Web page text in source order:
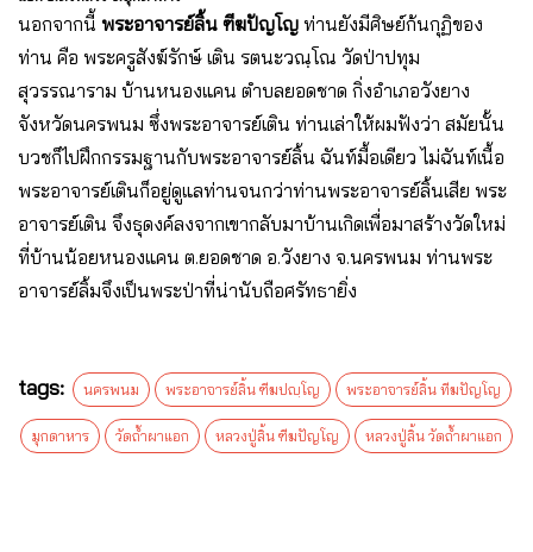
นอกจากนี้ พระอาจารย์ลิ้น ฑีฆปัญโญ ท่านยังมีศิษย์ก้นกุฏิของ
ท่าน คือ พระครูสังฆ์รักษ์ เติน รตนะวณฺโณ วัดป่าปทุม
สุวรรณาราม บ้านหนองแคน ตำบลยอดชาด กิ่งอำเภอวังยาง
จังหวัดนครพนม ซึ่งพระอาจารย์เติน ท่านเล่าให้ผมฟังว่า สมัยนั้น
บวชก็ไปฝึกกรรมฐานกับพระอาจารย์ลิ้น ฉันท์มื้อเดียว ไม่ฉันท์เนื้อ
พระอาจารย์เตินก็อยู่ดูแลท่านจนกว่าท่านพระอาจารย์ลิ้นเสีย พระ
อาจารย์เติน จึงธุดงค์ลงจากเขากลับมาบ้านเกิดเพื่อมาสร้างวัดใหม่
ที่บ้านน้อยหนองแคน ต.ยอดชาด อ.วังยาง จ.นครพนม ท่านพระ
อาจารย์ลิ้มจึงเป็นพระป่าที่น่านับถือศรัทธายิ่ง
tags: นครพนม พระอาจารย์ลิ้น ฑีฆปญฺโญ พระอาจารย์ลิ้น ทีฆปัญโญ
มุกดาหาร วัดถ้ำผาแอก หลวงปู่ลิ้น ฑีฆปัญโญ หลวงปู่ลิ้น วัดถ้ำผาแอก